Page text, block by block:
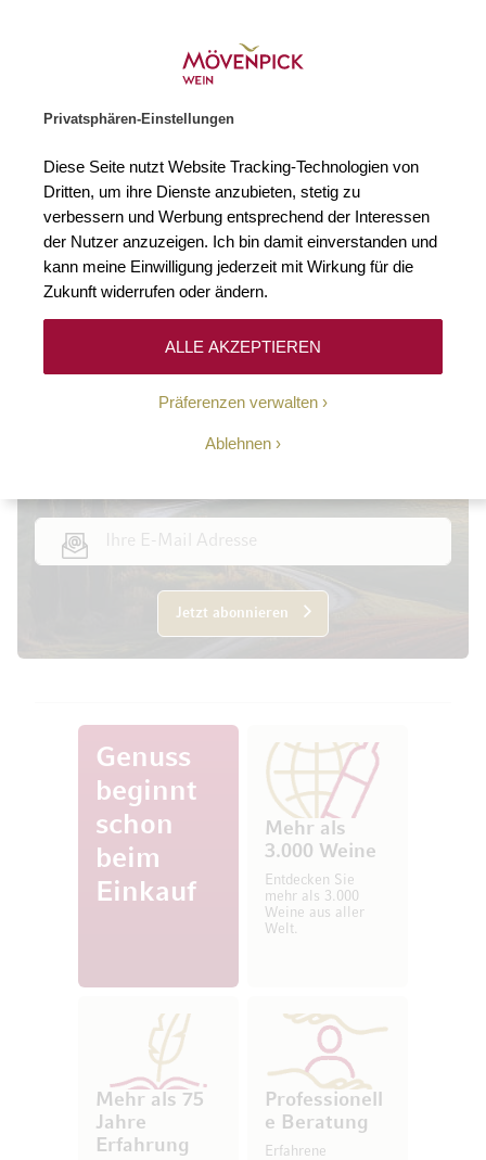
Privatsphären-Einstellungen
Diese Seite nutzt Website Tracking-Technologien von
Dritten, um ihre Dienste anzubieten, stetig zu
verbessern und Werbung entsprechend der Interessen
der Nutzer anzuzeigen. Ich bin damit einverstanden und
kann meine Einwilligung jederzeit mit Wirkung für die
Zukunft widerrufen oder ändern.
Präferenzen verwalten
Ablehnen
ALLE AKZEPTIEREN
Keine Ergebnisse
10-Euro-Willkommens-
Jetzt abonnieren
Genuss
beginnt
schon
beim
Einkauf
Mehr als
3.000 Weine
Entdecken Sie
mehr als 3.000
Weine aus aller
Welt.
Mehr als 75
Jahre
Erfahrung
Professionell
e Beratung
Erfahrene